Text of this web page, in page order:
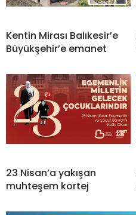
Kentin Mirası Balıkesir’e
Büyükşehir’e emanet
23 Nisan’a yakışan
muhteşem kortej